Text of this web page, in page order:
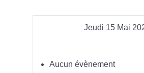
Jeudi 15 Mai
Aucun évènement